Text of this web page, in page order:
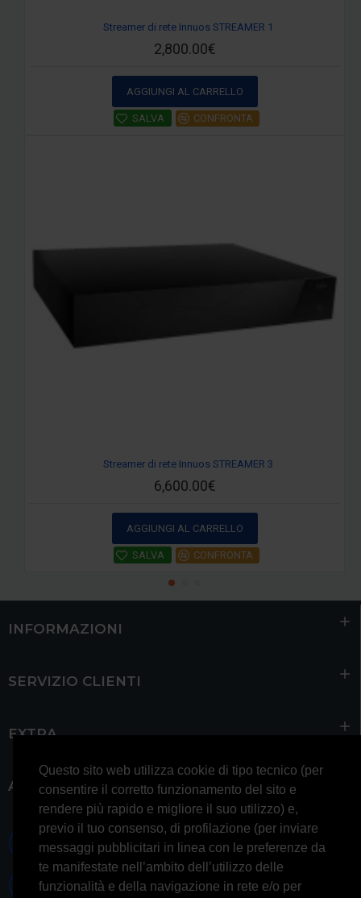
Questo sito web utilizza cookie di tipo tecnico (per
consentire il corretto funzionamento del sito e
rendere più rapido e migliore il suo utilizzo) e,
previo il tuo consenso, di profilazione (per inviare
messaggi pubblicitari in linea con le preferenze da
te manifestate nell’ambito dell’utilizzo delle
funzionalità e della navigazione in rete e/o per
Streamer di rete Innuos STREAMER 1
2,800.00€
AGGIUNGI AL CARRELLO
SALVA CONFRONTA
Streamer di rete Innuos STREAMER 3
6,600.00€
AGGIUNGI AL CARRELLO
SALVA CONFRONTA
INFORMAZIONI
SERVIZIO CLIENTI
EXTRA
ACCOUNT
0697245677 0697245678
Whatsapp 3314433674